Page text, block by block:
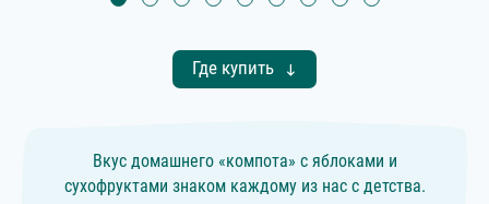
Где купить
Вкус домашнего «компота» с яблоками и
сухофруктами знаком каждому из нас с детства.